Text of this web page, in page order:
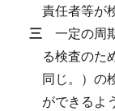
責任者等が
三 一定の周
る検査のた
同じ。）の
ができるよ